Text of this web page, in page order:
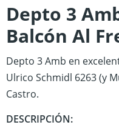
Depto 3
Balcón Al
Depto 3 Amb en
Ulrico Schmidl 6263 (y
Castro.
DESCRIPCIÓN: